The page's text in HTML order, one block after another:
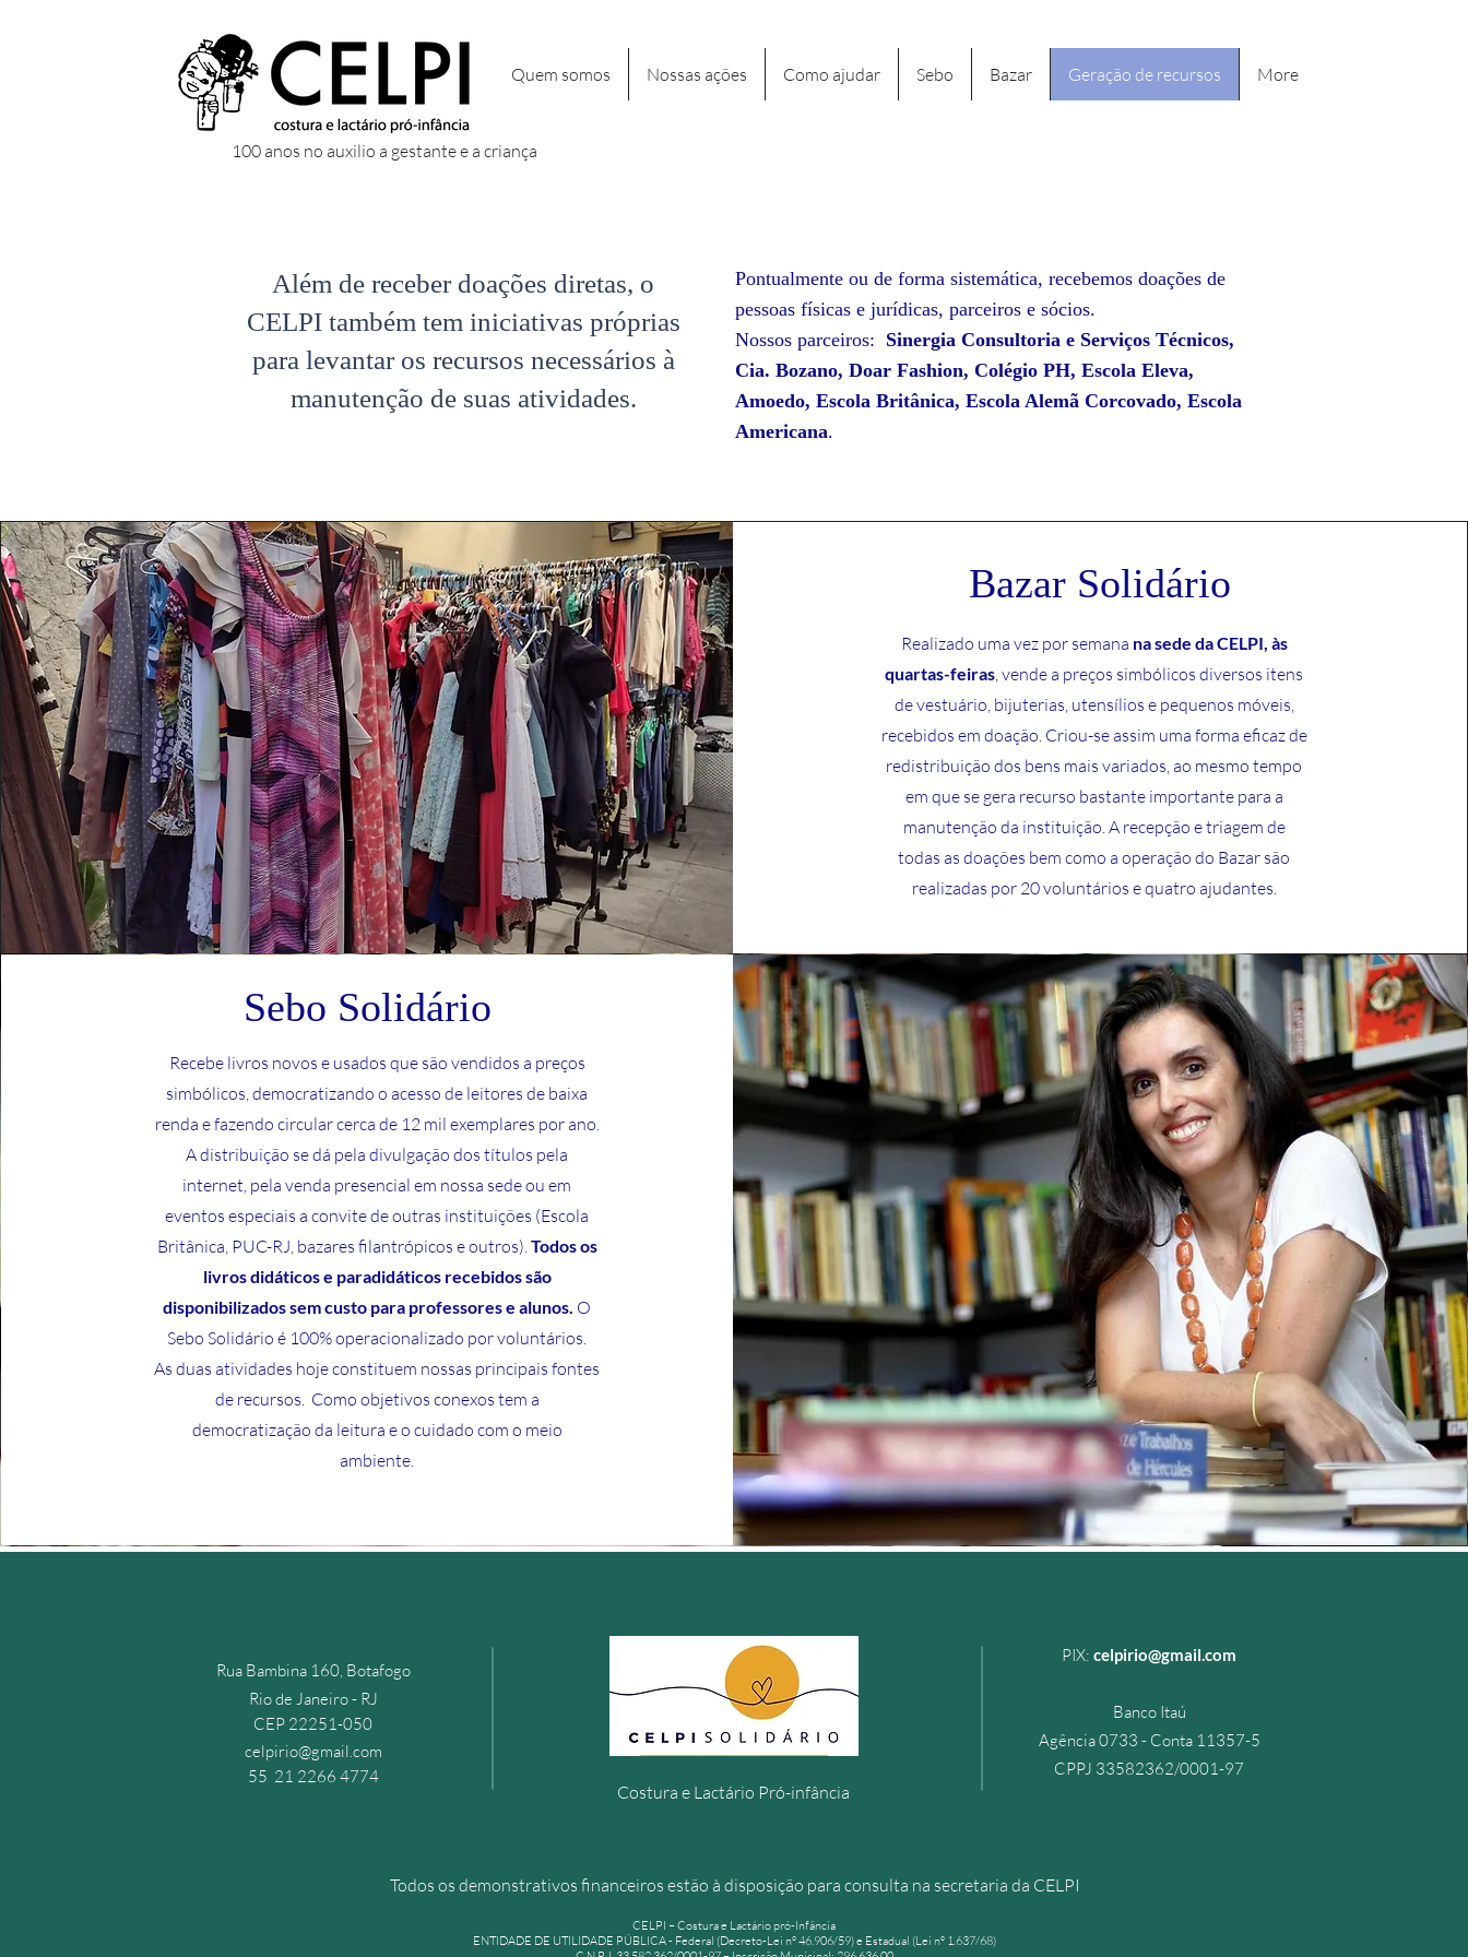
Quem somos Nossas ações Como ajudar Sebo Bazar Geração de recursos More
100 anos no auxilio a gestante e a criança
Além de receber doações diretas, o
CELPI também tem iniciativas próprias
para levantar os recursos necessários à
manutenção de suas atividades.
Pontualmente ou de forma sistemática, recebemos doações de
pessoas físicas e jurídicas, parceiros e sócios.
Nossos parceiros: Sinergia Consultoria e Serviços Técnicos,
Cia. Bozano, Doar Fashion, Colégio PH, Escola Eleva,
Amoedo, Escola Britânica, Escola Alemã Corcovado, Escola
Americana.
Bazar Solidário
Realizado uma vez por semana na sede da CELPI, às
quartas-feiras, vende a preços simbólicos diversos itens
de vestuário, bijuterias, utensílios e pequenos móveis,
recebidos em doação. Criou-se assim uma forma eficaz de
redistribuição dos bens mais variados, ao mesmo tempo
em que se gera recurso bastante importante para a
manutenção da instituição. A recepção e triagem de
todas as doações bem como a operação do Bazar são
realizadas por 20 voluntários e quatro ajudantes.
Sebo Solidário
Recebe livros novos e usados que são vendidos a preços
simbólicos, democratizando o acesso de leitores de baixa
renda e fazendo circular cerca de 12 mil exemplares por ano.
A distribuição se dá pela divulgação dos títulos pela
internet, pela venda presencial em nossa sede ou em
eventos especiais a convite de outras instituições (Escola
Britânica, PUC-RJ, bazares filantrópicos e outros).Todos os
livros didáticos e paradidáticos recebidos são
disponibilizados sem custo para professores e alunos. O
Sebo Solidário é 100% operacionalizado por voluntários.
As duas atividades hoje constituem nossas principais fontes
de recursos. Como objetivos conexos tem a
democratização da leitura e o cuidado com o meio
ambiente.
Rua Bambina 160, Botafogo
Rio de Janeiro - RJ
CEP 22251-050
celpirio@gmail.com
55 21 2266 4774
Costura e Lactário Pró-infância
PIX:celpirio@gmail.com
Banco Itaú
Agência 0733 - Conta 11357-5
CPPJ 33582362/0001-97
Todos os demonstrativos financeiros estão à disposição para consulta na secretaria da CELPI
CELPI – Costura e Lactário pró-Infância
ENTIDADE DE UTILIDADE PÚBLICA - Federal (Decreto-Lei nº 46.906/59) e Estadual (Lei nº 1.637/68)